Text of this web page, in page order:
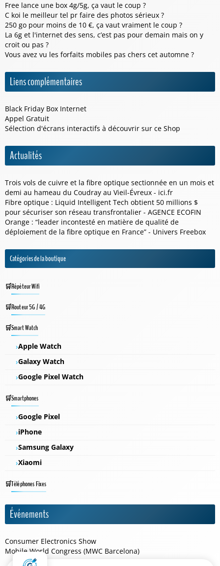
Free lance une box 4g/5g, ça vaut le coup ?
C koi le meilleur tel pr faire des photos sérieux ?
250 go pour moins de 10 €, ça vaut vraiment le coup ?
La 6g et l'internet des sens, c’est pas pour demain mais on y
croit ou pas ?
Vous avez vu les forfaits mobiles pas chers cet automne ?
Liens complémentaires
Black Friday Box Internet
Appel Gratuit
Sélection d'écrans interactifs à découvrir sur ce Shop
Actualités
Trois vols de cuivre et la fibre optique sectionnée en un mois et
demi au hameau du Coudray au Vieil-Évreux - ici.fr
Fibre optique : Liquid Intelligent Tech obtient 50 millions $
pour sécuriser son réseau transfrontalier - AGENCE ECOFIN
Orange : “leader incontesté en matière de qualité de
déploiement de la fibre optique en France” - Univers Freebox
Catégories de la boutique
Répéteur Wifi
Routeur 5G / 4G
Smart Watch
Apple Watch
Galaxy Watch
Google Pixel Watch
Smartphones
Google Pixel
iPhone
Samsung Galaxy
Xiaomi
Téléphones Fixes
Événements
Consumer Electronics Show
Mobile World Congress (MWC Barcelona)